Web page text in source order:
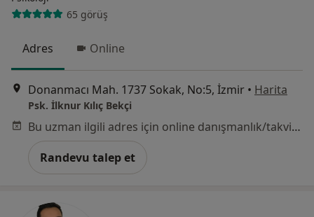
65 görüş
Adres Online
Donanmacı Mah. 1737 Sokak, No:5, İzmir • Harita
Psk. İlknur Kılıç Bekçi
Bu uzman ilgili adres için online danışmanlık/takvim sunmuyor.
Randevu talep et